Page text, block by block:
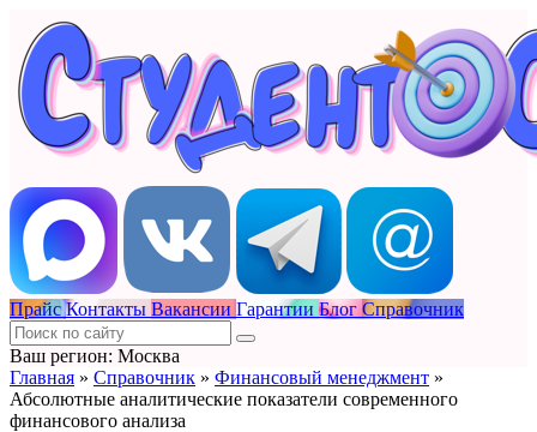
Прайс Контакты Вакансии Гарантии Блог Справочник
Ваш регион: Москва
Главная » Справочник » Финансовый менеджмент »
Абсолютные аналитические показатели современного
финансового анализа